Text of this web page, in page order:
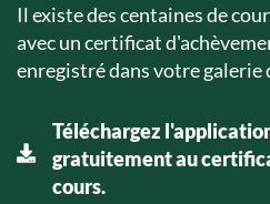
Il existe des centaines de
avec un certificat
enregistré dans votre galerie
Téléchargez
gratuitement au
cours.